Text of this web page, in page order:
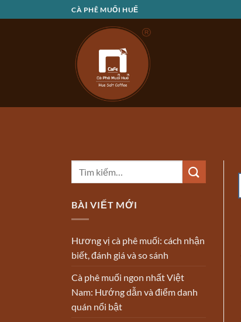
qua
CÀ PHÊ MUỐI HUẾ
BÀI VIẾT MỚI
Hương vị cà phê muối: cách nhận
biết, đánh giá và so sánh
Cà phê muối ngon nhất Việt
Nam: Hướng dẫn và điểm danh
quán nổi bật